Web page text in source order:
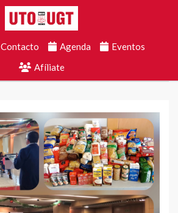
Contacto Agenda
Eventos
Afíliate